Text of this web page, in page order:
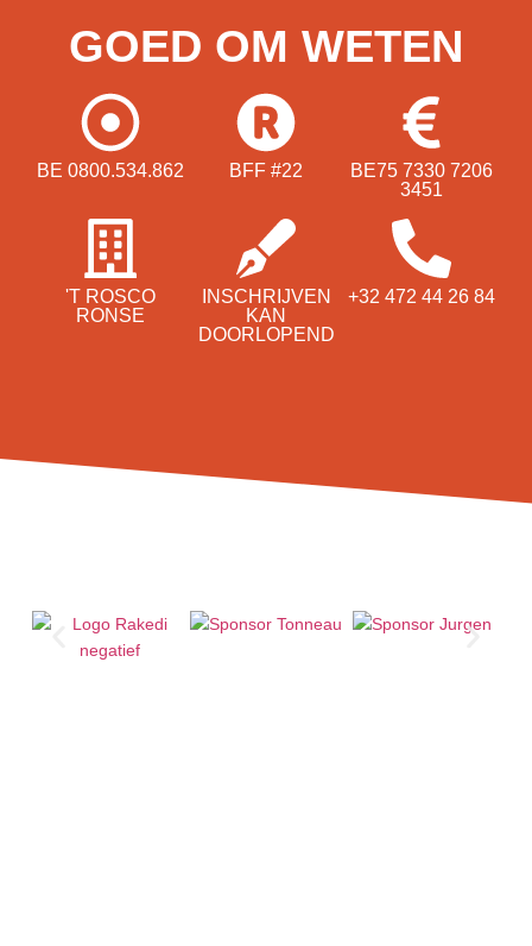
GOED OM WETEN
BE 0800.534.862 BFF #22
BE75 7330 7206
3451
'T ROSCO
RONSE
INSCHRIJVEN
KAN
DOORLOPEND
+32 472 44 26 84